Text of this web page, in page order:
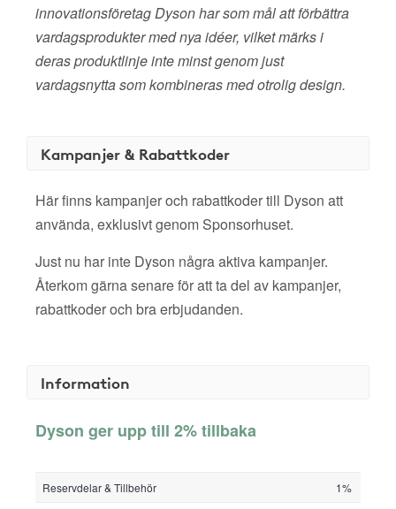
innovationsföretag Dyson har som mål att förbättra
vardagsprodukter med nya idéer, vilket märks i
deras produktlinje inte minst genom just
vardagsnytta som kombineras med otrolig design.
Kampanjer & Rabattkoder
Här finns kampanjer och rabattkoder till Dyson att
använda, exklusivt genom Sponsorhuset.
Just nu har inte Dyson några aktiva kampanjer.
Återkom gärna senare för att ta del av kampanjer,
rabattkoder och bra erbjudanden.
Information
Dyson ger upp till 2% tillbaka
Reservdelar & Tillbehör
1%